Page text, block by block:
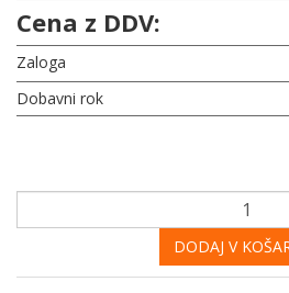
Cena z DDV:
Zaloga
Dobavni rok
DODAJ V